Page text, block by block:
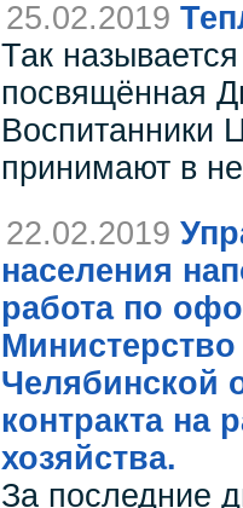
25.02.2019
Так
посвящённая
Воспитанники
принимают в
22.02.2019
населения
работа по
Челябинской
контракта на
хозяйства.
За последние